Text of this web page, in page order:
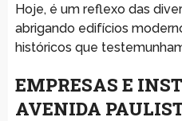
Hoje, é um reflexo das
abrigando edifícios
históricos que
EMPRESAS E
AVENIDA